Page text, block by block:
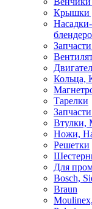
Крышки
Кольца,
Тарелки
Втулки,
Ножи,
Решетки
Для
Bosch,
Braun